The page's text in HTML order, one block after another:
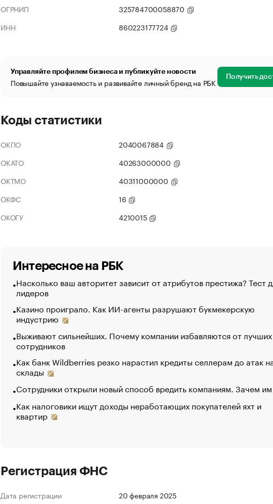
ОГРНИП
325784700058870
ИНН
860223177724
Управляйте профилем бизнеса и публикуйте новости
Повышайте узнаваемость и развивайте личный бренд на РБК Получить
Коды статистики
ОКПО
2040067884
ОКАТО
40263000000
ОКТМО
40311000000
ОКФС
16
ОКОГУ
4210015
Интересное на РБК
Насколько ваш авторитет зависит от атрибутов престижа? Тест
лидеров
Казино проиграло. Как ИИ-агенты разрушают букмекерскую
индустрию
Выживают сильнейших. Почему компании избавляются от лучших
сотрудников
Как банк Wildberries резко нарастил кредиты селлерам до атак
склады
Сотрудники открыли новый способ вредить компаниям. Зачем
Как налоговики ищут доходы неработающих покупателей яхт и
квартир
Регистрация ФНС
Дата регистрации
20 февраля 2025